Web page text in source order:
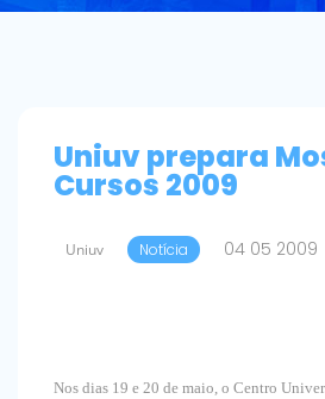
Uniuv prepara
Cursos 2009
Uniuv Notícia 04 05 2009
Nos dias 19 e 20 de maio, o Centro